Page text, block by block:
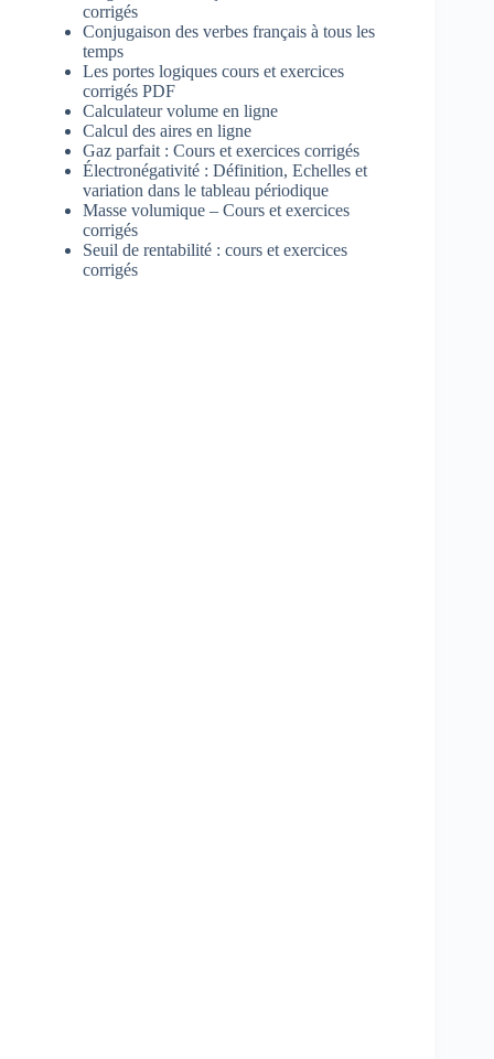
corrigés
Conjugaison des verbes français à tous les
temps
Les portes logiques cours et exercices
corrigés PDF
Calculateur volume en ligne
Calcul des aires en ligne
Gaz parfait : Cours et exercices corrigés
Électronégativité : Définition, Echelles et
variation dans le tableau périodique
Masse volumique – Cours et exercices
corrigés
Seuil de rentabilité : cours et exercices
corrigés